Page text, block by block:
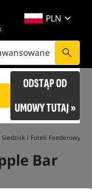
PLN
ODSTĄP OD
UMOWY TUTAJ »
i Foteli Feederowych
Bar